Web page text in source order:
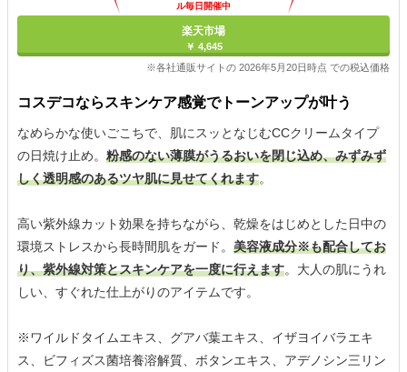
ル毎日開催中
楽天市場
￥ 4,645
※各社通販サイトの 2026年5月20日時点 での税込価格
コスデコならスキンケア感覚でトーンアップが叶う
なめらかな使いごこちで、肌にスッとなじむCCクリームタイプ
の日焼け止め。 粉感のない薄膜がうるおいを閉じ込め、みずみず
しく透明感のあるツヤ肌に見せてくれます。
高い紫外線カット効果を持ちながら、乾燥をはじめとした日中の
環境ストレスから長時間肌をガード。 美容液成分※も配合してお
り、紫外線対策とスキンケアを一度に行えます。大人の肌にうれ
しい、すぐれた仕上がりのアイテムです。
※ワイルドタイムエキス、グアバ葉エキス、イザヨイバラエキ
ス、ビフィズス菌培養溶解質、ボタンエキス、アデノシン三リン